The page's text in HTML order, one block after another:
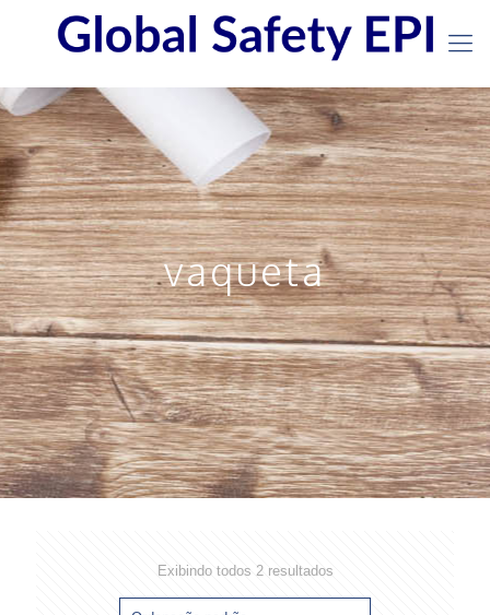
vaqueta
Exibindo todos 2 resultados